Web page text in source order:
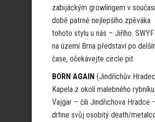
zabijáckým growlingem v
době patrně nejlepšího zpěváka
tohoto stylu u nás – Jiřího.
na území Brna představí po
čase, očekávejte circle pit.
BORN AGAIN (Jindřichův
Kapela z okolí malebného rybníku
Vajgar – čili Jindřichova Hradce
drhne svůj osobitý death/